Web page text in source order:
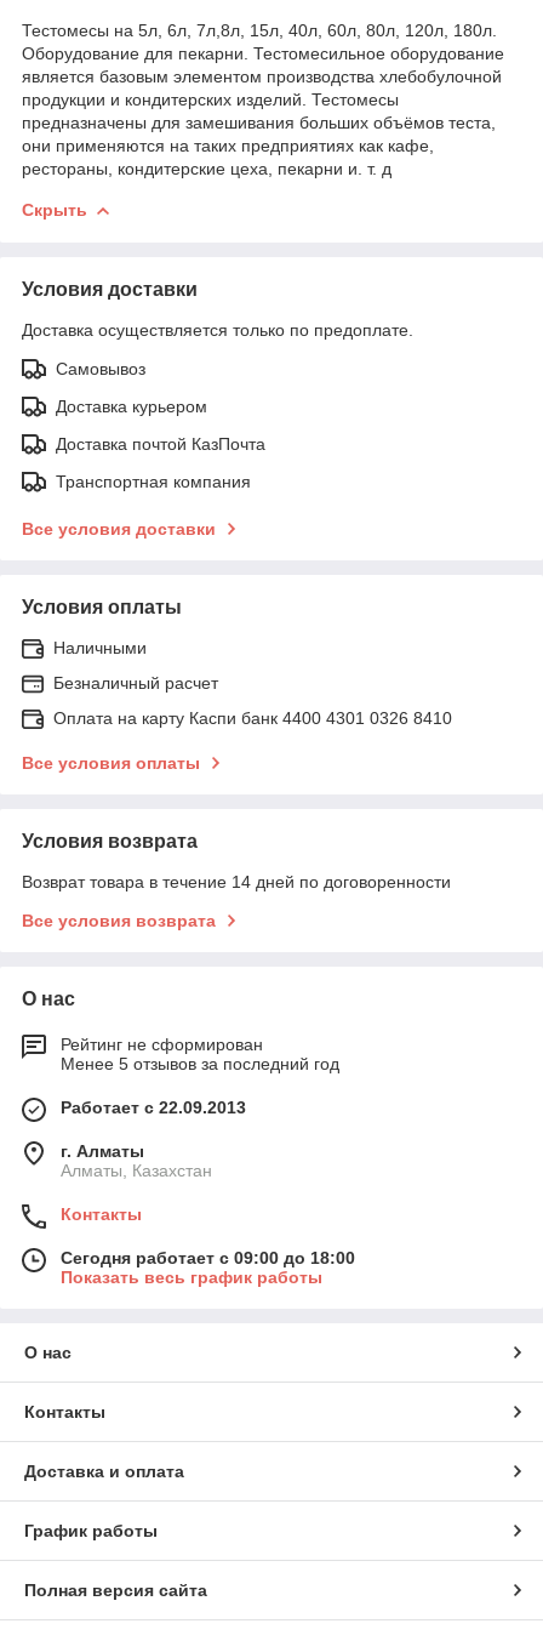
Тестомесы на 5л, 6л, 7л,8л, 15л, 40л, 60л, 80л, 120л, 180л.
Оборудование для пекарни. Тестомесильное оборудование
является базовым элементом производства хлебобулочной
продукции и кондитерских изделий. Тестомесы
предназначены для замешивания больших объёмов теста,
они применяются на таких предприятиях как кафе,
рестораны, кондитерские цеха, пекарни и. т. д
Скрыть
Условия доставки
Доставка осуществляется только по предоплате.
Самовывоз
Доставка курьером
Доставка почтой КазПочта
Транспортная компания
Все условия доставки
Условия оплаты
Наличными
Безналичный расчет
Оплата на карту Каспи банк 4400 4301 0326 8410
Все условия оплаты
Условия возврата
Возврат товара в течение 14 дней по договоренности
Все условия возврата
О нас
Рейтинг не сформирован
Менее 5 отзывов за последний год
Работает с 22.09.2013
г. Алматы
Алматы, Казахстан
Контакты
Сегодня работает с 09:00 до 18:00
Показать весь график работы
О нас
Контакты
Доставка и оплата
График работы
Полная версия сайта